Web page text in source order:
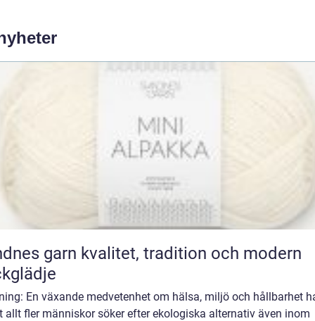
kvalitet, tradition och modern
En växande medvetenhet om hälsa, miljö och hållbarhet
allt fler människor söker efter ekologiska alternativ även inom